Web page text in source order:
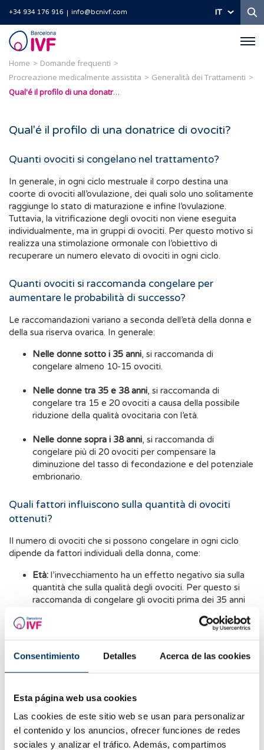
Consentimiento Detalles Acerca de las cookies
Esta página web usa cookies
Las cookies de este sitio web se usan para personalizar
el contenido y los anuncios, ofrecer funciones de redes
sociales y analizar el tráfico. Además, compartimos
+34 934 176 916 info@bcnivf.com IT
Barcelona
IVF
Home
Domande frequenti
Procreazione medicalmente assistita
Generalità dei Trattamenti
Qual'é il profilo di una donatrice di ovociti?
Qual'é il profilo di una donatrice di ovociti?
Quanti ovociti si congelano nel trattamento?
In generale, in ogni ciclo mestruale il corpo destina una
coorte di ovociti all’ovulazione, dei quali solo uno solitamente
raggiunge lo stato di maturazione e infine l’ovulazione.
Tuttavia, la vitrificazione degli ovociti non viene eseguita
individualmente, ma in gruppi di ovociti. Per questo motivo si
realizza una stimolazione ormonale con l’obiettivo di
recuperare un numero elevato di ovociti in ogni ciclo.
Quanti ovociti si raccomanda congelare per
aumentare le probabilità di successo?
Le raccomandazioni variano a seconda dell’età della donna e
della sua riserva ovarica. In generale:
Nelle donne sotto i 35 anni, si raccomanda di
congelare almeno 10-15 ovociti.
Nelle donne tra 35 e 38 anni, si raccomanda di
congelare tra 15 e 20 ovociti a causa della possibile
riduzione della qualità ovocitaria con l’età.
Nelle donne sopra i 38 anni, si raccomanda di
congelare più di 20 ovociti per compensare la
diminuzione del tasso di fecondazione e del potenziale
embrionario.
Quali fattori influiscono sulla quantità di ovociti
ottenuti?
Il numero di ovociti che si possono congelare in ogni ciclo
dipende da fattori individuali della donna, come:
Età: l’invecchiamento ha un effetto negativo sia sulla
quantità che sulla qualità degli ovociti. Per questo si
raccomanda di congelare gli ovociti prima dei 35 anni
ovarica è indicativa di una buona prognosi per quanto
riguarda la quantità di ovociti ottenuti per ciclo.
Risposta alla stimolazione ovarica:
donna e della presenza di determinate patologie come
la sindrome dell’ovaio policistico o l’endometriosi.